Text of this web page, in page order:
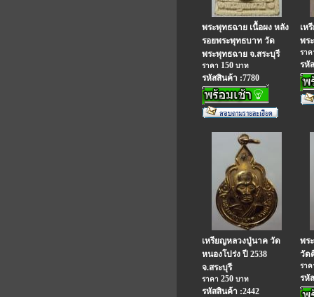
พระพุทธฉาย เนื้อผง หลัง
รอยพระพุทธบาท วัด
พระพุทธฉาย จ.สระบุรี
ราคา 150 บาท
รหัสสินค้า :7780
เห
พร
รา
รหั
เหรียญหลวงปู่นาค วัด
หนองโปร่ง ปี 2538
จ.สระบุรี
ราคา 250 บาท
รหัสสินค้า :2442
พร
วัด
รา
รหั